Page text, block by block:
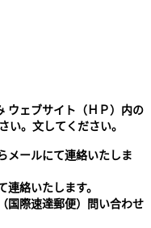
ウェブサイト（ＨＰ）内の
い。文してください。
メールにて連絡いたしま
連絡いたします。
国際速達郵便）問い合わせ